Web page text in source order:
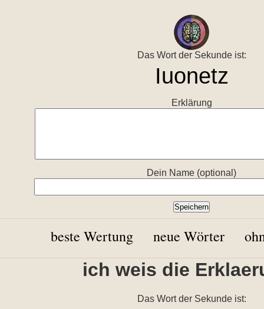
Das Wort der Sekunde ist:
Erklärung
Dein Name (optional)
beste Wertung neue Wörter
ich weis die
Das Wort der Sekunde ist: